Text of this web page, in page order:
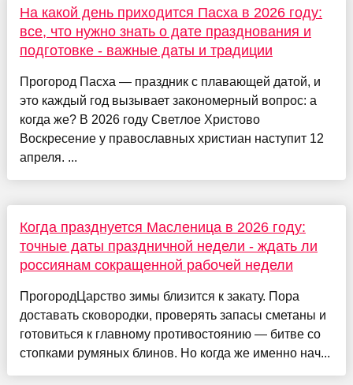
На какой день приходится Пасха в 2026 году:
все, что нужно знать о дате празднования и
подготовке - важные даты и традиции
Прогород Пасха — праздник с плавающей датой, и
это каждый год вызывает закономерный вопрос: а
когда же? В 2026 году Светлое Христово
Воскресение у православных христиан наступит 12
апреля. ...
Когда празднуется Масленица в 2026 году:
точные даты праздничной недели - ждать ли
россиянам сокращенной рабочей недели
ПрогородЦарство зимы близится к закату. Пора
доставать сковородки, проверять запасы сметаны и
готовиться к главному противостоянию — битве со
стопками румяных блинов. Но когда же именно нач...